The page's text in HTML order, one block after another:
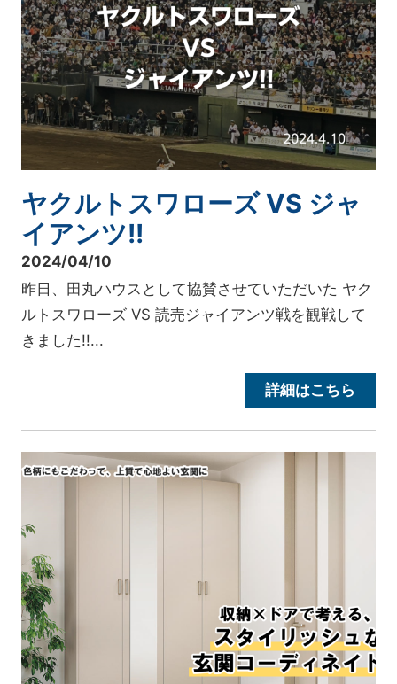
ヤクルトスワローズ VS ジャ
イアンツ!!
2024/04/10
昨日、田丸ハウスとして協賛させていただいた ヤク
ルトスワローズ VS 読売ジャイアンツ戦を観戦して
きました!!...
詳細はこちら